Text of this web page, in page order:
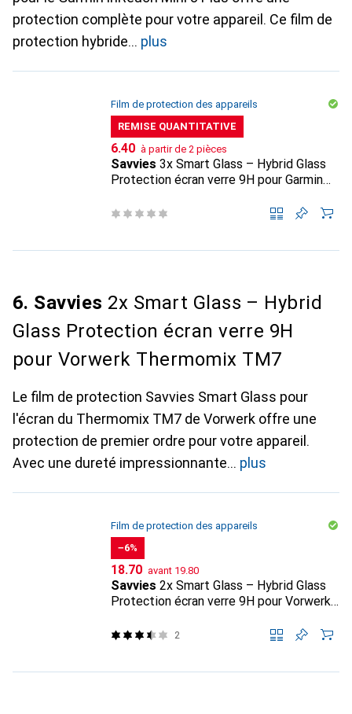
protection complète pour votre appareil. Ce film de
protection hybride
plus
Film de protection des appareils
REMISE QUANTITATIVE
CHF
6.40 à partir de 2 pièces
Savvies 3x Smart Glass – Hybrid Glass
Protection écran verre 9H pour Garmin
6. Savvies 2x Smart Glass – Hybrid
Glass Protection écran verre 9H
pour Vorwerk Thermomix TM7
Le film de protection Savvies Smart Glass pour
l'écran du Thermomix TM7 de Vorwerk offre une
protection de premier ordre pour votre appareil.
Avec une dureté impressionnante
plus
Film de protection des appareils
−6%
CHF
18.70 avant CHF
19.80
Savvies 2x Smart Glass – Hybrid Glass
Protection écran verre 9H pour Vorwerk
2